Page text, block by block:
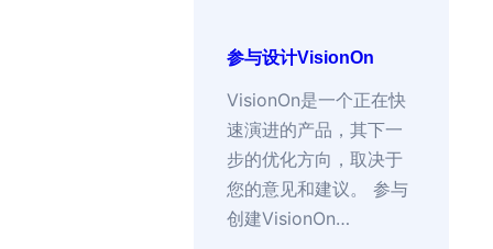
参与设计VisionOn
VisionOn是一个正在快
速演进的产品，其下一
步的优化方向，取决于
您的意见和建议。 参与
创建VisionOn…